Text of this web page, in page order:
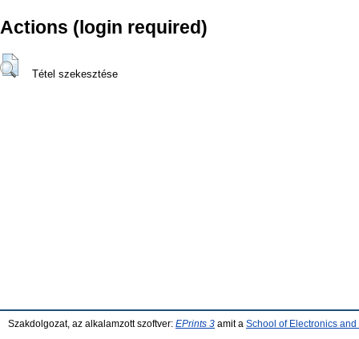
Actions (login required)
Tétel szekesztése
Szakdolgozat, az alkalamzott szoftver: EPrints 3 amit a School of Electronics